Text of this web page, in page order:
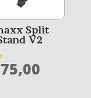
Split
V2